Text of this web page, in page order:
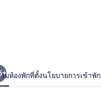
ตอร์
มห้องพักที่ตั้งนโยบายการเข้าพัก